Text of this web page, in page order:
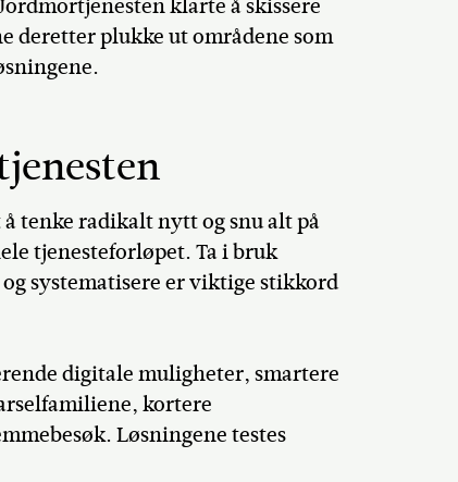
klarte å skissere
deretter plukke ut områdene som
tenke radikalt nytt og snu alt på
tjenesteforløpet. Ta i bruk
systematisere er viktige stikkord
digitale muligheter, smartere
kortere
Løsningene testes